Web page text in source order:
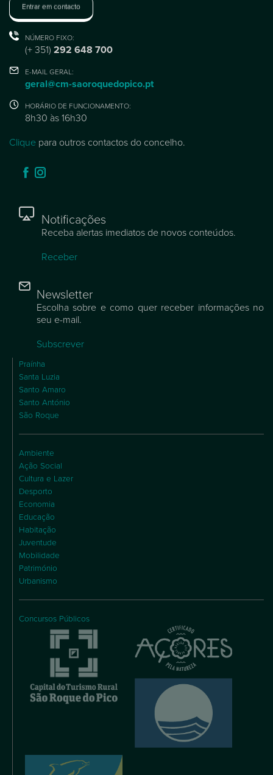
Entrar em contacto
NÚMERO FIXO:
(+ 351) 292 648 700
E-MAIL GERAL:
geral@cm-saoroquedopico.pt
HORÁRIO DE FUNCIONAMENTO:
8h30 às 16h30
Clique para outros contactos do concelho.
Notificações
Receba alertas imediatos de novos conteúdos.
Receber
Newsletter
Escolha sobre e como quer receber informações no
seu e-mail.
Subscrever
Praínha
Santa Luzia
Santo Amaro
Santo António
São Roque
Ambiente
Ação Social
Cultura e Lazer
Desporto
Economia
Educação
Habitação
Juventude
Mobilidade
Património
Urbanismo
Concursos Públicos